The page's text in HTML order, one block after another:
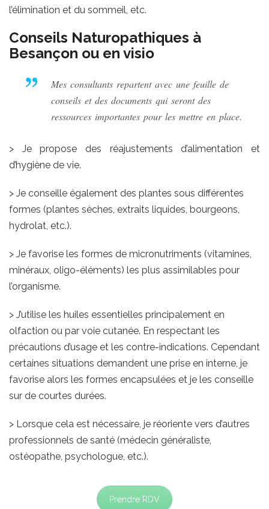
l’élimination et du sommeil, etc.
Conseils Naturopathiques à
Besançon ou en visio
Mes consultants repartent avec une feuille de
conseils et des documents qui seront des
ressources importantes pour les mettre en place.
> Je propose des réajustements d’alimentation et
d’hygiène de vie.
> Je conseille également des plantes sous différentes
formes (plantes sèches, extraits liquides, bourgeons,
hydrolat, etc.).
> Je favorise les formes de micronutriments (vitamines,
minéraux, oligo-éléments) les plus assimilables pour
l’organisme.
> J’utilise les huiles essentielles principalement en
olfaction ou par voie cutanée. En respectant les
précautions d’usage et les contre-indications. Cependant
certaines situations demandent une prise en interne, je
favorise alors les formes encapsulées et je les conseille
sur de courtes durées.
> Lorsque cela est nécessaire, je réoriente vers d’autres
professionnels de santé (médecin généraliste,
ostéopathe, psychologue, etc.).
Prendre RDV